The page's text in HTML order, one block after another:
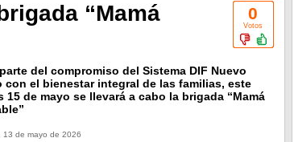
0
Votos
“Mamá
del compromiso del Sistema DIF Nuevo
con el bienestar integral de las familias, este
15 de mayo se llevará a cabo la brigada “Mamá
13 de mayo de 2026